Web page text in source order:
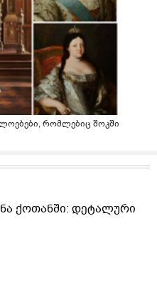
რომლებიც შოკში